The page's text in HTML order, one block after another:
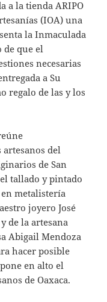
a la tienda ARIPO
(IOA) una
la Inmaculada
de que el
necesarias
a Su
regalo de las y los
del
de San
tallado y pintado
metalistería
joyero José
de la artesana
Abigail Mendoza
hacer posible
en alto el
de Oaxaca.